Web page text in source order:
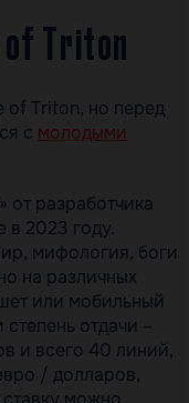
of Triton
of Triton, но перед
с молодыми
от разработчика
в 2023 году.
мифология, боги
на различных
или мобильный
отдачи –
и всего 40 линий,
/ долларов,